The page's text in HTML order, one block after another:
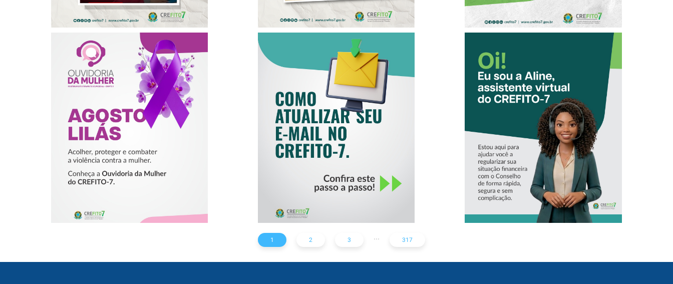
AGOSTO LILÁS –
ACOLHER,
PROTEGER E
COMBATER A
VIOLÊNCIA
CONTRA A
MULHER
COMO ATUALIZAR
SEU E-MAIL NO
CREFITO-7
CONHEÇA A
‘ALINE’,
ASSISTENTE
VIRTUAL DO
CREFITO-7
1 2 3 ... 317